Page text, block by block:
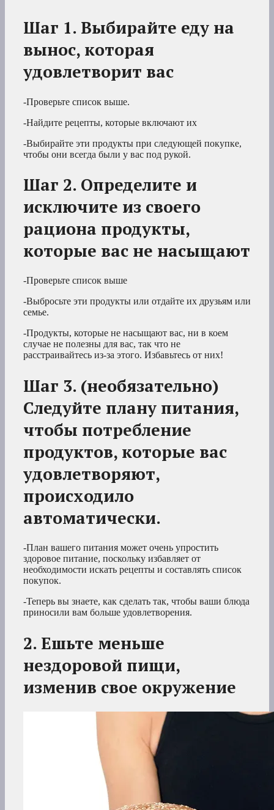
Шаг 1. Выбирайте еду на
вынос, которая
удовлетворит вас
-Проверьте список выше.
-Найдите рецепты, которые включают их
-Выбирайте эти продукты при следующей покупке,
чтобы они всегда были у вас под рукой.
Шаг 2. Определите и
исключите из своего
рациона продукты,
которые вас не насыщают
-Проверьте список выше
-Выбросьте эти продукты или отдайте их друзьям или
семье.
-Продукты, которые не насыщают вас, ни в коем
случае не полезны для вас, так что не
расстраивайтесь из-за этого. Избавьтесь от них!
Шаг 3. (необязательно)
Следуйте плану питания,
чтобы потребление
продуктов, которые вас
удовлетворяют,
происходило
автоматически.
-План вашего питания может очень упростить
здоровое питание, поскольку избавляет от
необходимости искать рецепты и составлять список
покупок.
-Теперь вы знаете, как сделать так, чтобы ваши блюда
приносили вам больше удовлетворения.
2. Ешьте меньше
нездоровой пищи,
изменив свое окружение